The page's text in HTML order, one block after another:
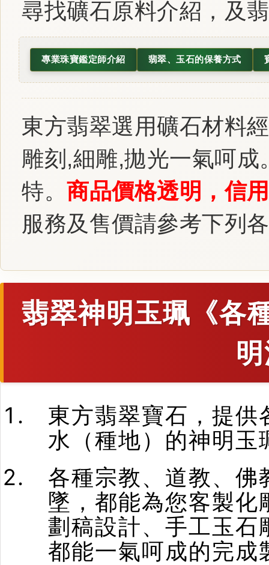
尋找礦石原料介紹，及
專業珠寶鑑定師介紹 翡翠、玉石的保養方式
東方翡翠選用礦石材料
雕刻,細雕,拋光一氣呵
特。 商品價格透明，信
服務及售價請參考下列
翡翠神明玉珮《各
東方翡翠寶石，提
水（種地）的神明玉
各種宗教、道教、
墜，都能為您客製
劃稿設計、手工玉石
都能一氣呵成的完成